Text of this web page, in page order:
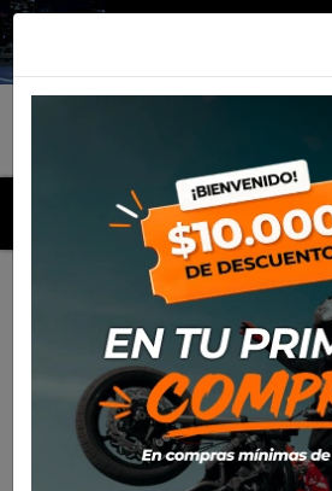
MENU
Productos Equipamiento